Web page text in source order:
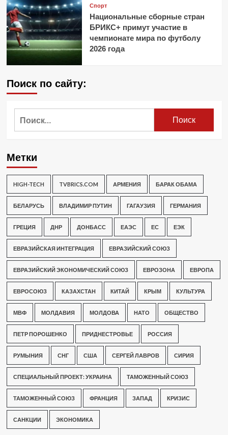
Спорт
Национальные сборные стран
БРИКС+ примут участие в
чемпионате мира по футболу
2026 года
Поиск по сайту:
Метки
HIGH-TECH TVBRICS.COM АРМЕНИЯ БАРАК ОБАМА
БЕЛАРУСЬ ВЛАДИМИР ПУТИН ГАГАУЗИЯ ГЕРМАНИЯ
ГРЕЦИЯ ДНР ДОНБАСС ЕАЭС ЕС ЕЭК
ЕВРАЗИЙСКАЯ ИНТЕГРАЦИЯ ЕВРАЗИЙСКИЙ СОЮЗ
ЕВРАЗИЙСКИЙ ЭКОНОМИЧЕСКИЙ СОЮЗ ЕВРОЗОНА ЕВРОПА
ЕВРОСОЮЗ КАЗАХСТАН КИТАЙ КРЫМ КУЛЬТУРА
МВФ МОЛДАВИЯ МОЛДОВА НАТО ОБЩЕСТВО
ПЕТР ПОРОШЕНКО ПРИДНЕСТРОВЬЕ РОССИЯ
РУМЫНИЯ СНГ США СЕРГЕЙ ЛАВРОВ СИРИЯ
СПЕЦИАЛЬНЫЙ ПРОЕКТ: УКРАИНА ТАМОЖЕННЫЙ СОЮЗ
ТАМОЖЕННЫЙ СОЮЗ ФРАНЦИЯ ЗАПАД КРИЗИС
САНКЦИИ ЭКОНОМИКА